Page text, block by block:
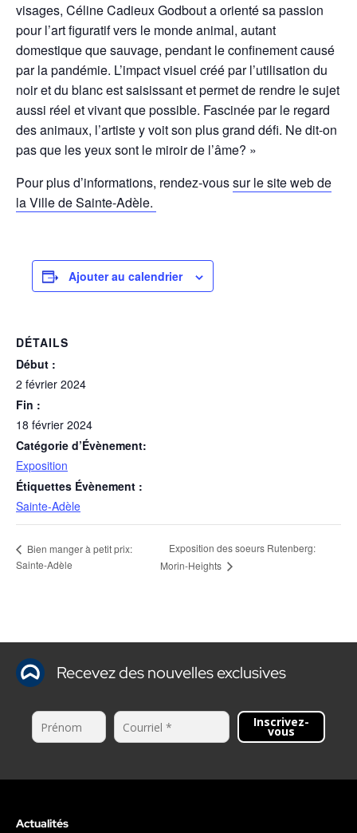
visages, Céline Cadieux Godbout a orienté sa passion
pour l’art figuratif vers le monde animal, autant
domestique que sauvage, pendant le confinement causé
par la pandémie. L’impact visuel créé par l’utilisation du
noir et du blanc est saisissant et permet de rendre le sujet
aussi réel et vivant que possible. Fascinée par le regard
des animaux, l’artiste y voit son plus grand défi. Ne dit-on
pas que les yeux sont le miroir de l’âme? »
Pour plus d’informations, rendez-voussur le site web de
la Ville de Sainte-Adèle.
Ajouter au calendrier
DÉTAILS
Début :
2 février 2024
Fin :
18 février 2024
Catégorie d’Évènement:
Exposition
Étiquettes Évènement :
Sainte-Adèle
Bien manger à petit prix:
Sainte-Adèle
Exposition des soeurs Rutenberg:
Morin-Heights
Recevez des nouvelles exclusives
Inscrivez-
vous
Actualités